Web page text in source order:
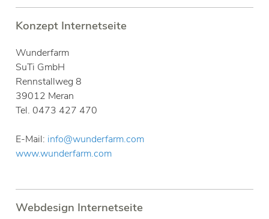
Konzept Internetseite
Wunderfarm
SuTi GmbH
Rennstallweg 8
39012 Meran
Tel. 0473 427 470
E-Mail: info@wunderfarm.com
www.wunderfarm.com
Webdesign Internetseite